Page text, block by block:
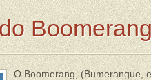
O Boomerang, (Bumerangue,